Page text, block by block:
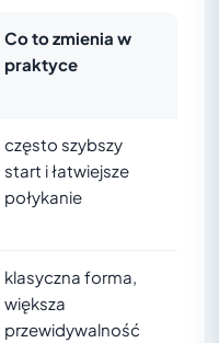
Co to zmienia w
praktyce
często szybszy
start i łatwiejsze
połykanie
klasyczna forma,
większa
przewidywalność